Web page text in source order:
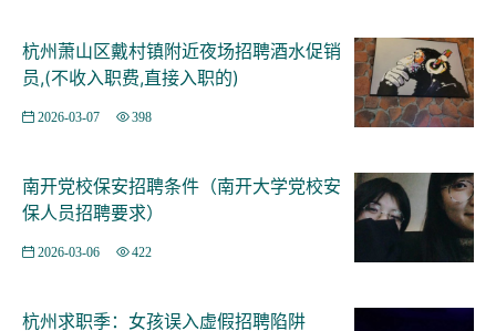
杭州萧山区戴村镇附近夜场招聘酒水促销
员,(不收入职费,直接入职的)
2026-03-07 398
南开党校保安招聘条件（南开大学党校安
保人员招聘要求）
2026-03-06 422
杭州求职季：女孩误入虚假招聘陷阱